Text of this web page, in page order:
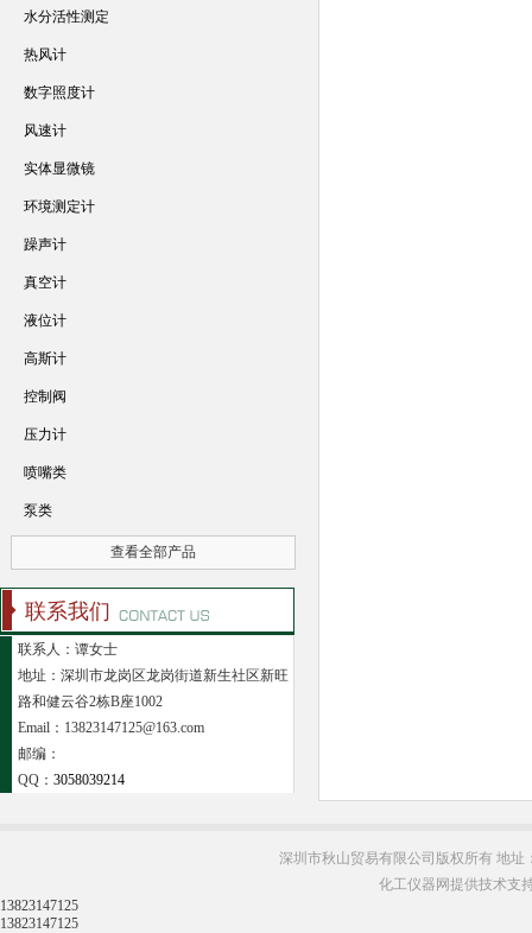
水分活性测定
热风计
数字照度计
风速计
实体显微镜
环境测定计
躁声计
真空计
液位计
高斯计
控制阀
压力计
喷嘴类
泵类
查看全部产品
联系我们
联系人：谭女士
地址：深圳市龙岗区龙岗街道新生社区新旺
路和健云谷2栋B座1002
Email：13823147125@163.com
邮编：
QQ： 3058039214
深圳市秋山贸易有限公司版权所有 地址
化工仪器网提供技术支
13823147125
13823147125